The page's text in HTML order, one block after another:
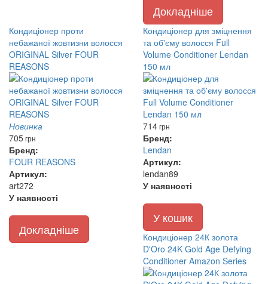
Докладніше
Кондиціонер проти
небажаної жовтизни волосся
ORIGINAL Silver FOUR
REASONS
Новинка
705грн
Бренд:
FOUR REASONS
Артикул:
art272
У наявності
Докладніше
Кондиціонер для зміцнення
та об'єму волосся Full
Volume Conditioner Lendan
150 мл
714грн
Бренд:
Lendan
Артикул:
lendan89
У наявності
У кошик
Кондиціонер 24К золота
D'Oro 24K Gold Age Defying
Conditioner Amazon Series